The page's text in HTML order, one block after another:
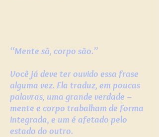
“Mente sã, corpo são.”
Você já deve ter ouvido essa frase
alguma vez. Ela traduz, em poucas
palavras, uma grande verdade –
mente e corpo trabalham de forma
integrada, e um é afetado pelo
estado do outro.